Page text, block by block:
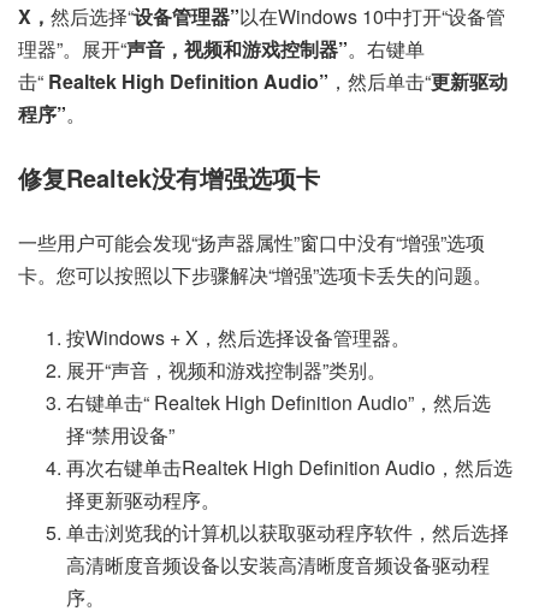
X， 然后选择“设备管理器”以在Windows 10中打开“设备管
理器”。展开“声音，视频和游戏控制器”。右键单
击“ Realtek High Definition Audio” ，然后单击“更新驱动
程序”。
修复Realtek没有增强选项卡
一些用户可能会发现“扬声器属性”窗口中没有“增强”选项
卡。您可以按照以下步骤解决“增强”选项卡丢失的问题。
按Windows + X，然后选择设备管理器。
展开“声音，视频和游戏控制器”类别。
右键单击“ Realtek High Definition Audio”，然后选
择“禁用设备”
再次右键单击Realtek High Definition Audio，然后选
择更新驱动程序。
单击浏览我的计算机以获取驱动程序软件，然后选择
高清晰度音频设备以安装高清晰度音频设备驱动程
序。